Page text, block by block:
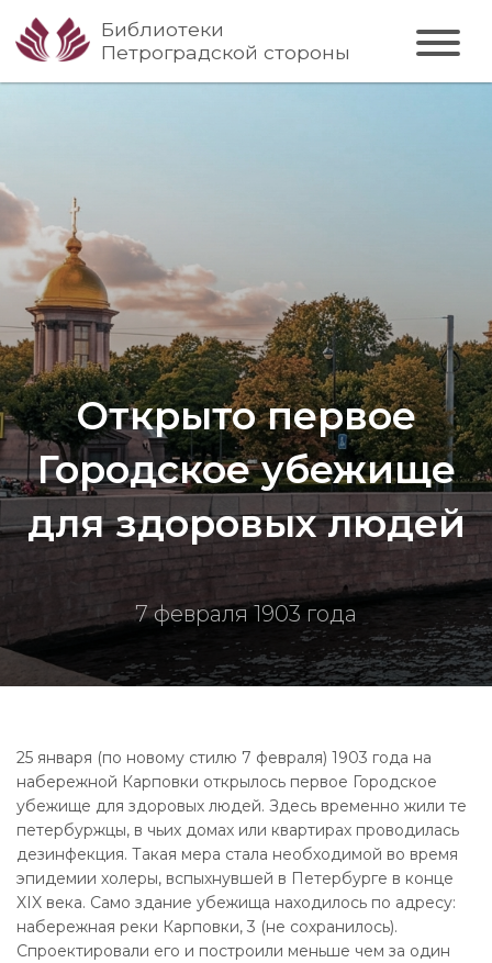
Библиотеки
Петроградской стороны
Открыто первое
Городское убежище
для здоровых людей
7 февраля 1903 года
25 января (по новому стилю 7 февраля) 1903 года на
набережной Карповки открылось первое Городское
убежище для здоровых людей. Здесь временно жили те
петербуржцы, в чьих домах или квартирах проводилась
дезинфекция. Такая мера стала необходимой во время
эпидемии холеры, вспыхнувшей в Петербурге в конце
XIX века. Само здание убежища находилось по адресу:
набережная реки Карповки, 3 (не сохранилось).
Спроектировали его и построили меньше чем за один